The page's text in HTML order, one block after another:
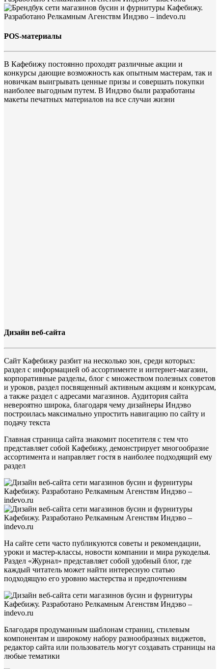
POS-материалы
В Кафебижу постоянно проходят различные акции и
конкурсы дающие возможность как опытным мастерам, так и
новичкам выигрывать ценные призы и совершать покупки
наиболее выгодным путем. В Индэво были разработаны
макеты печатных материалов на все случаи жизни
Дизайн веб-сайта
Сайт Кафебижу разбит на несколько зон, среди которых:
раздел с информацией об ассортименте и интернет-магазин,
корпоративные разделы, блог с множеством полезных советов
и уроков, раздел посвященный активным акциям и конкурсам,
а также раздел с адресами магазинов. Аудитория сайта
невероятно широка, благодаря чему дизайнеры Индэво
построилась максимально упростить навигацию по сайту и
подачу текста
Главная страница сайта знакомит посетителя с тем что
представляет собой Кафебижу, демонстрирует многообразие
ассортимента и направляет гостя в наиболее подходящий ему
раздел
На сайте сети часто публикуются советы и рекомендации,
уроки и мастер-классы, новости компании и мира рукоделья.
Раздел «Журнал» представляет собой удобный блог, где
каждый читатель может найти интересную статью
подходящую его уровню мастерства и предпочтениям
Благодаря продуманным шаблонам страниц, стилевым
компонентам и широкому набору разнообразных виджетов,
редактор сайта или пользователь могут создавать страницы на
любые тематики